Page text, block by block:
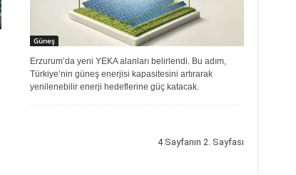
Güneş
Erzurum’da yeni YEKA alanları belirlendi. Bu adım,
Türkiye’nin güneş enerjisi kapasitesini artırarak
yenilenebilir enerji hedeflerine güç katacak.
4 Sayfanın 2. Sayfası